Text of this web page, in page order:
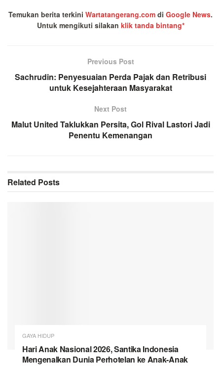
Temukan berita terkini Wartatangerang.com di Google News.
Untuk mengikuti silakan klik tanda bintang*
Previous Post
Sachrudin: Penyesuaian Perda Pajak dan Retribusi
untuk Kesejahteraan Masyarakat
Next Post
Malut United Taklukkan Persita, Gol Rival Lastori Jadi
Penentu Kemenangan
Related Posts
GAYA HIDUP
Hari Anak Nasional 2026, Santika Indonesia
Mengenalkan Dunia Perhotelan ke Anak-Anak